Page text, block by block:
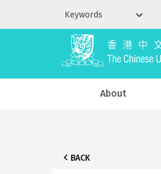
About
BACK